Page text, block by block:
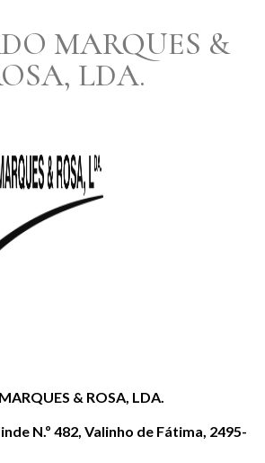
MARQUES &
LDA.
& ROSA, LDA.
N.º 482, Valinho de Fátima, 2495-